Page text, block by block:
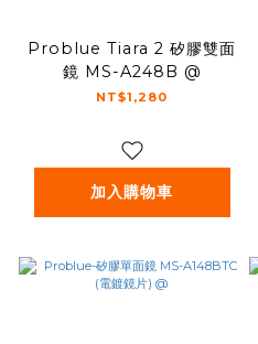
Problue Tiara 2 矽膠雙面
鏡 MS-A248B @
NT$1,280
加入購物車